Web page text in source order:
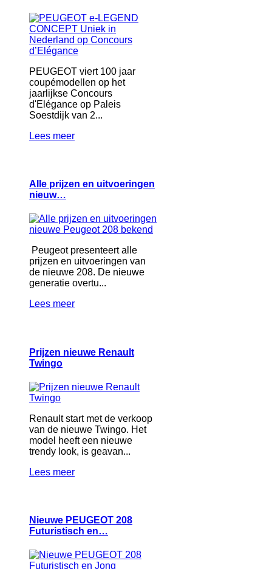
PEUGEOT viert 100 jaar
coupémodellen op het
jaarlijkse Concours
d'Elégance op Paleis
Soestdijk van 2...
Lees meer
Alle prijzen en uitvoeringen
nieuw…
Peugeot presenteert alle
prijzen en uitvoeringen van
de nieuwe 208. De nieuwe
generatie overtu...
Lees meer
Prijzen nieuwe Renault
Twingo
Renault start met de verkoop
van de nieuwe Twingo. Het
model heeft een nieuwe
trendy look, is geavan...
Lees meer
Nieuwe PEUGEOT 208
Futuristisch en…